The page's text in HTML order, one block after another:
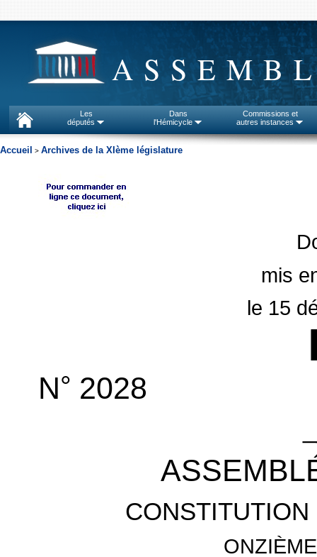
Les
députés
Dans
l'Hémicycle
Commissions et
autres instances
Accueil > Archives de la XIème législature
mis
le 15
N° 2028